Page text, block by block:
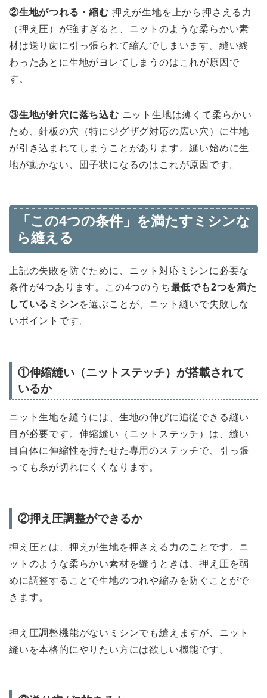
②生地がつれる・縮む 押えが生地を上から押さえる力
（押え圧）が強すぎると、ニットのような柔らかい素
材は送り歯に引っ張られて縮んでしまいます。縫い終
わったあとに生地がヨレてしまうのはこれが原因で
す。
③生地が針穴に落ち込む ニット生地は薄くて柔らかい
ため、針板の穴（特にジグザグ対応の広い穴）に生地
が引き込まれてしまうことがあります。縫い始めに生
地が動かない、団子状になるのはこれが原因です。
「この4つの条件」を満たすミシンな
ら縫える
上記の失敗を防ぐために、ニット対応ミシンに必要な
条件が4つあります。この4つのうち最低でも2つを満た
しているミシンを選ぶことが、ニット縫いで失敗しな
いポイントです。
①伸縮縫い（ニットステッチ）が搭載されて
いるか
ニット生地を縫うには、生地の伸びに追従できる縫い
目が必要です。伸縮縫い（ニットステッチ）は、縫い
目自体に伸縮性を持たせた専用のステッチで、引っ張
っても糸が切れにくくなります。
②押え圧調整ができるか
押え圧とは、押えが生地を押さえる力のことです。ニ
ットのような柔らかい素材を縫うときは、押え圧を弱
めに調整することで生地のつれや縮みを防ぐことがで
きます。
押え圧調整機能がないミシンでも縫えますが、ニット
縫いを本格的にやりたい方には欲しい機能です。